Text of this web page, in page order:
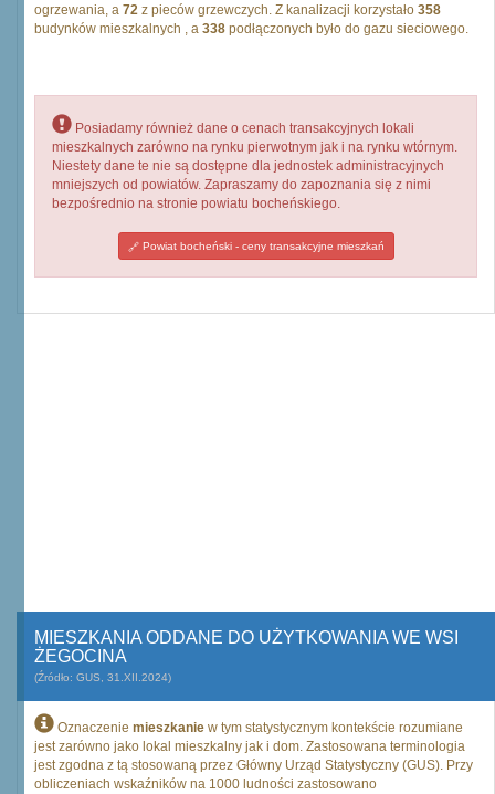
ogrzewania, a 72 z pieców grzewczych. Z kanalizacji korzystało 358
budynków mieszkalnych , a 338 podłączonych było do gazu sieciowego.
Posiadamy również dane o cenach transakcyjnych lokali
mieszkalnych zarówno na rynku pierwotnym jak i na rynku wtórnym.
Niestety dane te nie są dostępne dla jednostek administracyjnych
mniejszych od powiatów. Zapraszamy do zapoznania się z nimi
bezpośrednio na stronie powiatu bocheńskiego.
Powiat bocheński - ceny transakcyjne mieszkań
MIESZKANIA ODDANE DO UŻYTKOWANIA WE WSI
ŻEGOCINA
(Źródło: GUS, 31.XII.2024)
Oznaczenie mieszkanie w tym statystycznym kontekście rozumiane
jest zarówno jako lokal mieszkalny jak i dom. Zastosowana terminologia
jest zgodna z tą stosowaną przez Główny Urząd Statystyczny (GUS). Przy
obliczeniach wskaźników na 1000 ludności zastosowano